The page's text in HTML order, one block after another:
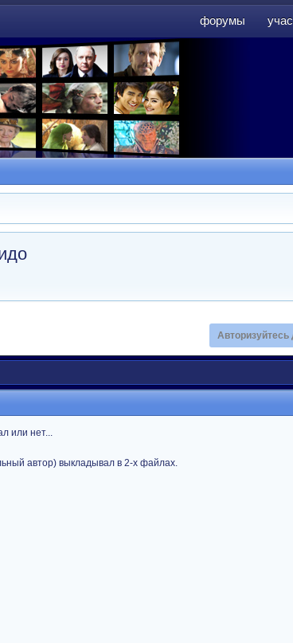
форумы
Авторизуйтесь
или нет...
автор) выкладывал в 2-х файлах.